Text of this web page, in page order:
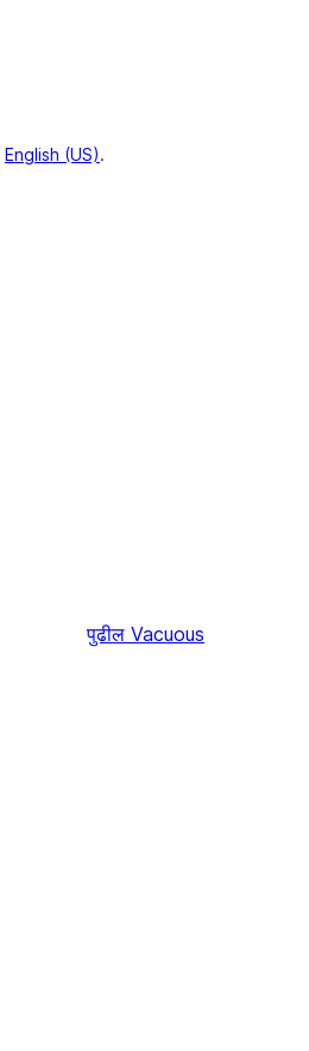
English (US).
पुढील Vacuous